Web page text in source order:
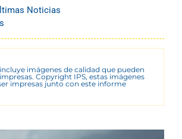
Noticias
imágenes de calidad que pueden
Copyright IPS, estas imágenes
impresas junto con este informe